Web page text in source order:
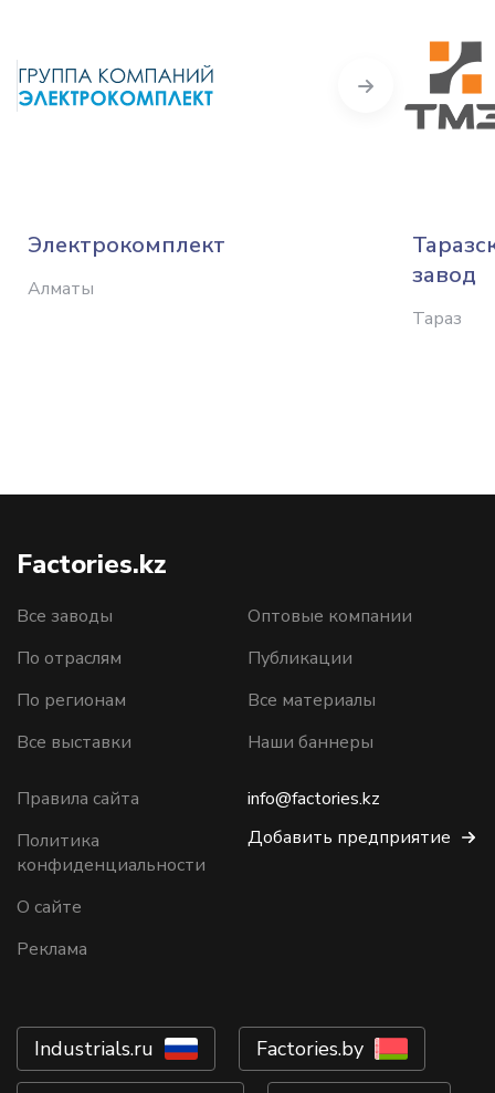
Электрокомплект
Алматы
завод
Тараз
Factories.kz
Все заводы
По отраслям
По регионам
Все выставки
Оптовые компании
Публикации
Все материалы
Наши баннеры
Правила сайта
Политика
конфиденциальности
О сайте
Реклама
info@factories.kz
Добавить предприятие
Industrials.ru Factories.by